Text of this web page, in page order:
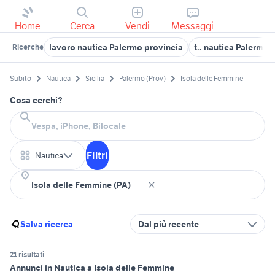
Home Cerca Vendi Messaggi
Ricerche lavoro nautica Palermo provincia t.. nautica Palermo
Subito Nautica Sicilia Palermo (Prov) Isola delle Femmine
Cosa cerchi?
Nautica Filtri
Salva ricerca Dal più recente
21 risultati
Annunci in Nautica a Isola delle Femmine